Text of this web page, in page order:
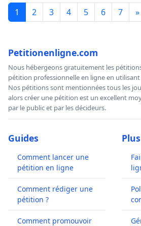
1 2 3 4 5 6 7 »
Petitionenligne.com
Nous hébergeons gratuitement les
pétition professionnelle en ligne en
Nos pétitions sont mentionnées tous les
alors créer une pétition est un excellent
par le public et par les décideurs.
Guides
Comment lancer une
pétition en ligne
Comment rédiger une
pétition ?
Comment promouvoir
Plus